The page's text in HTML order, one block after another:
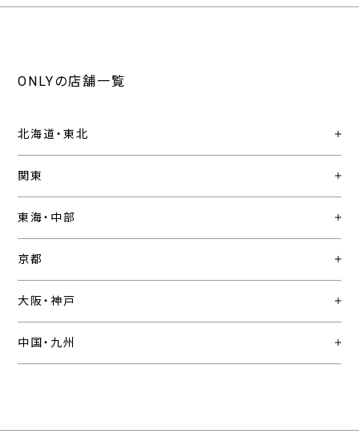
ONLYの店舗一覧
北海道・東北
関東
東海・中部
京都
大阪・神戸
中国・九州